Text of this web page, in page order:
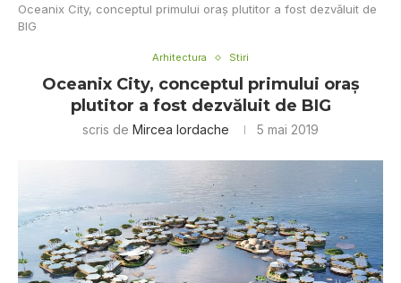
Oceanix City, conceptul primului oraş plutitor a fost dezvăluit de
BIG
Arhitectura Stiri
Oceanix City, conceptul primului oraş
plutitor a fost dezvăluit de BIG
scris de Mircea Iordache 5 mai 2019